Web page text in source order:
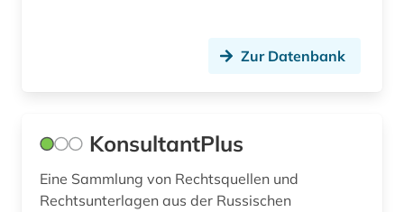
kasachstan (2)
katalog (2)
Zur Datenbank
KonsultantPlus
Eine Sammlung von Rechtsquellen und
Rechtsunterlagen aus der Russischen